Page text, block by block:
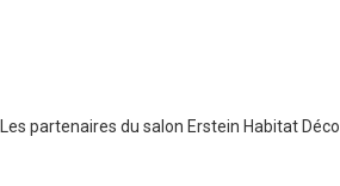
Les partenaires du salon Erstein Habitat Déco